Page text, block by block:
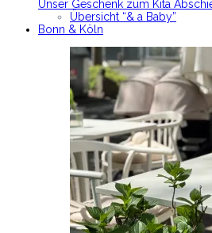
Unser Geschenk zum Kita
Übersicht “& a Baby”
Bonn & Köln